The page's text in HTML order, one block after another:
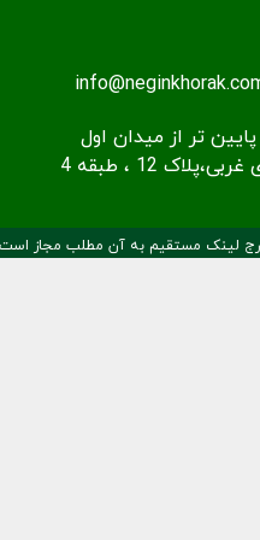
تر از میدان اول
12 ، طبقه 4
درج لینک مستقیم به آن مطلب مجاز